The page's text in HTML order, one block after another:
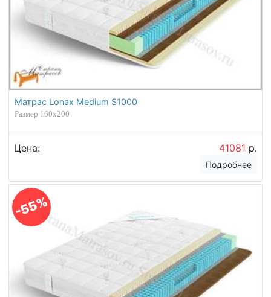
Матрас Lonax Medium S1000
Размер 160х200
Цена: 41081 р.
Подробнее
-55%